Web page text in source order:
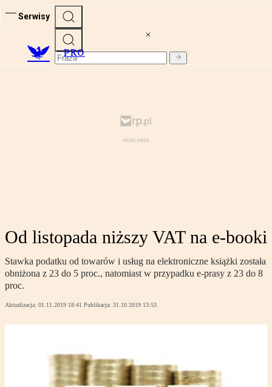
Serwisy
PRO
Od listopada niższy VAT na e-booki
Stawka podatku od towarów i usług na elektroniczne książki została
obniżona z 23 do 5 proc., natomiast w przypadku e-prasy z 23 do 8
proc.
Aktualizacja: 01.11.2019 18:41 Publikacja: 31.10.2019 13:53